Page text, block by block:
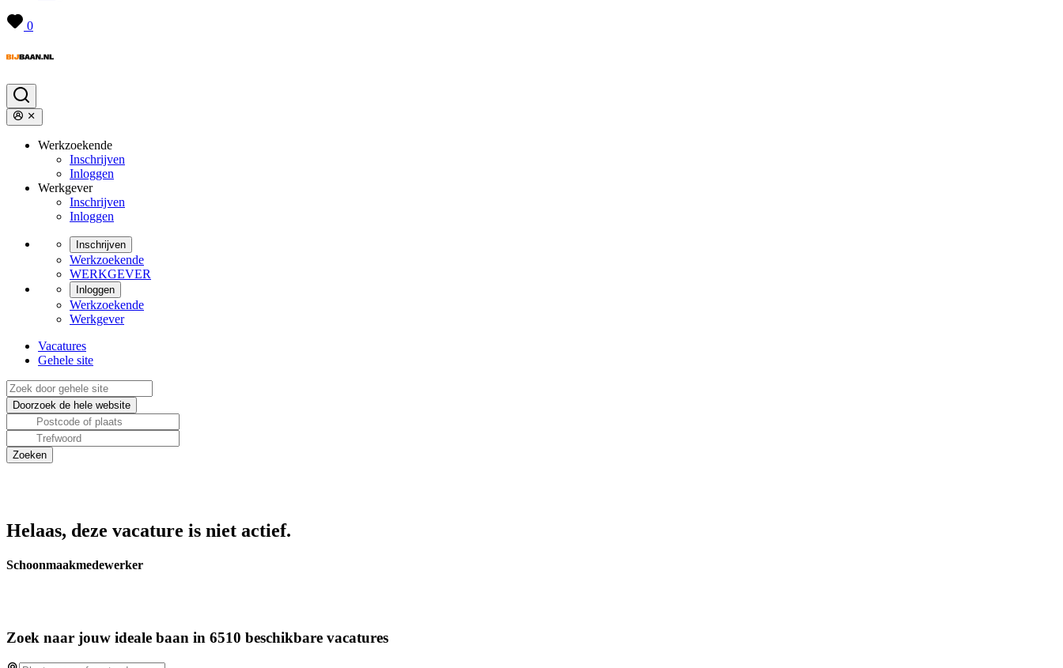
0
Werkzoekende
Inschrijven
Inloggen
Werkgever
Inschrijven
Inloggen
Inschrijven
Werkzoekende
WERKGEVER
Inloggen
Werkzoekende
Werkgever
Vacatures
Gehele site
Helaas, deze vacature is niet actief.
Schoonmaakmedewerker
Zoek naar jouw ideale baan in 6510 beschikbare vacatures